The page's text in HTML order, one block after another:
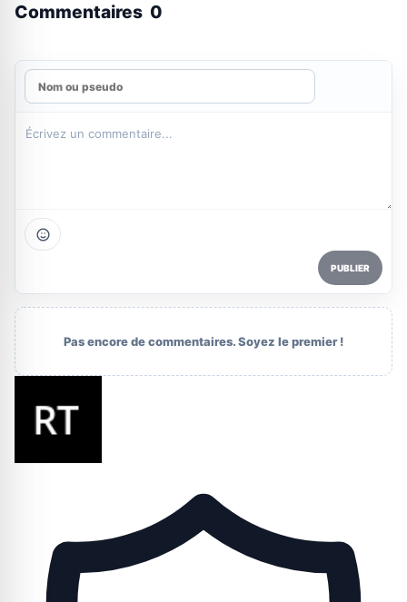
Commentaires 0
PUBLIER
Pas encore de commentaires. Soyez le premier !